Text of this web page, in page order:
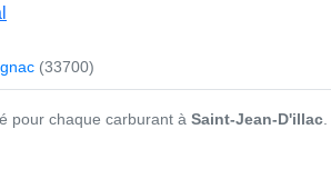
(33700)
pour chaque carburant à Saint-Jean-D'illac